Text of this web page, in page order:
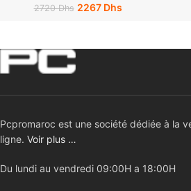
2720Dhs 2267 Dhs
Pcpromaroc est une société dédiée à la
ligne. Voir plus …
Du lundi au vendredi 09:00H a 18:00H